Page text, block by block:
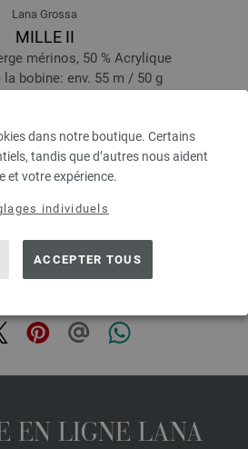
dans notre boutique. Certains
tandis que d’autres nous aident
et votre expérience.
individuels
ACCEPTER TOUS
Lana Grossa
MILLE II
mérinos, 50 % Acrylique
la bobine: env. 55 m / 50 g
4,42 $
port en sus, Prix de base: 75,60 €
prev next
EN LIGNE LANA